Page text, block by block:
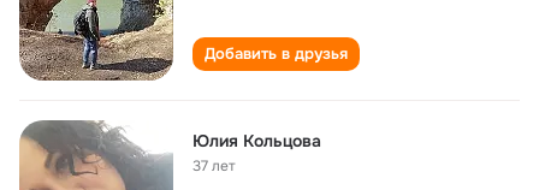
Добавить в друзья
Юлия Кольцова
37 лет